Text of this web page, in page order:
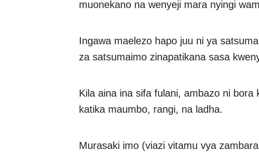
muonekano na wenyeji mara nyingi
Ingawa maelezo hapo juu ni ya
za satsumaimo zinapatikana sasa
Kila aina ina sifa fulani, ambazo ni
katika maumbo, rangi, na ladha.
Murasaki imo (viazi vitamu vya